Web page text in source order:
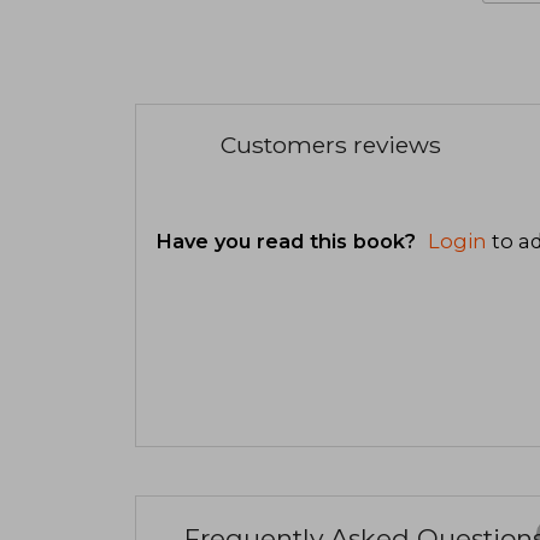
Customers reviews
Have you read this book? Login to